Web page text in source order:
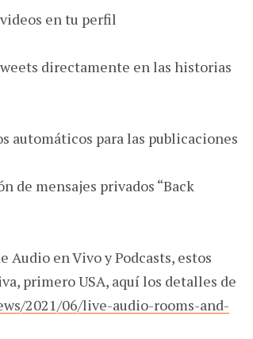
en tu perfil
directamente en las historias
automáticos para las publicaciones
de mensajes privados “Back
Audio en Vivo y Podcasts, estos
primero USA, aquí los detalles de
2021/06/live-audio-rooms-and-